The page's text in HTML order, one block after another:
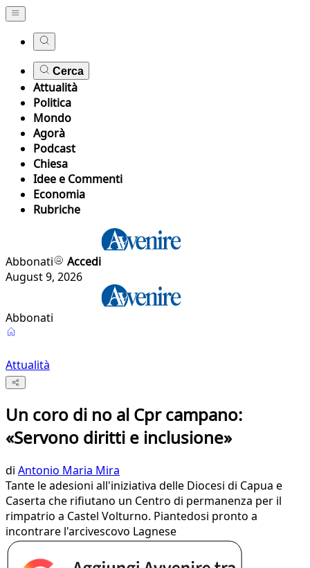
Cerca
Attualità
Politica
Mondo
Agorà
Podcast
Chiesa
Idee e Commenti
Economia
Rubriche
Abbonati
Accedi
August 9, 2026
Abbonati
Attualità
Un coro di no al Cpr campano:
«Servono diritti e inclusione»
di Antonio Maria Mira
Tante le adesioni all'iniziativa delle Diocesi di Capua e
Caserta che rifiutano un Centro di permanenza per il
rimpatrio a Castel Volturno. Piantedosi pronto a
incontrare l'arcivescovo Lagnese